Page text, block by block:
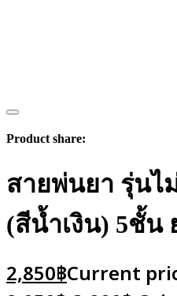
Product share:
สายพ่นยา รุ่นไ
(สีน้ำเงิน) 5ชั้น
2,850฿Current